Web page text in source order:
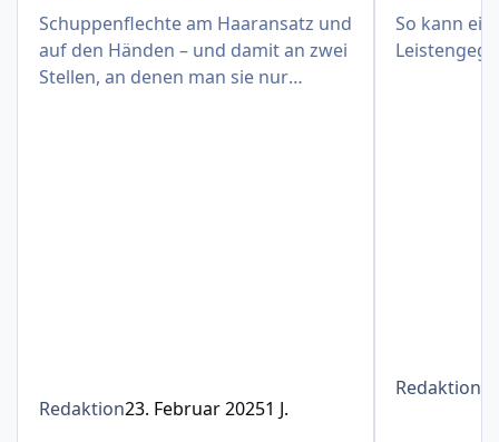
Schuppenflechte am Haaransatz und
auf den Händen – und damit an zwei
Stellen, an denen man sie nur
Redaktion23. Februar 20251 J.
So kann
Redaktion